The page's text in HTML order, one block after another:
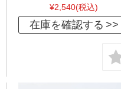
¥2,540(税込)
在庫を確認する